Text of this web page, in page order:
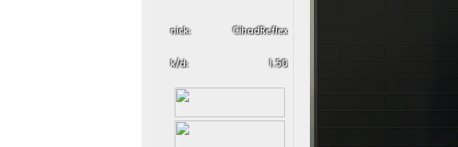
nick: CihadReflex
k/d: 1.50